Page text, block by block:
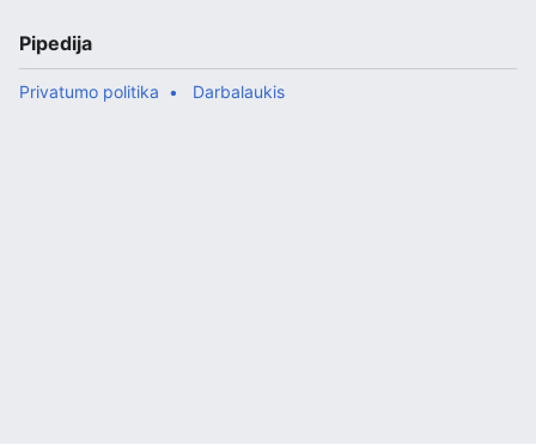
Pipedija
Privatumo politika Darbalaukis